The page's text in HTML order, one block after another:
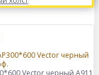
Vector черный А911